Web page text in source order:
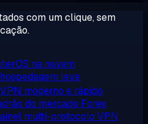
com um clique, sem
na nuvem
leve
moderno e rápido
do mercado Forex
multi-protocolo VPN